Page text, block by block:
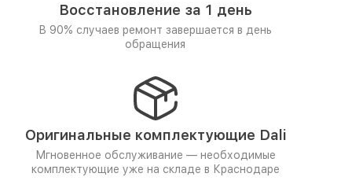
Восстановление за 1 день
В 90% случаев ремонт завершается в день
обращения
Оригинальные комплектующие Dali
Мгновенное обслуживание — необходимые
комплектующие уже на складе в Краснодаре